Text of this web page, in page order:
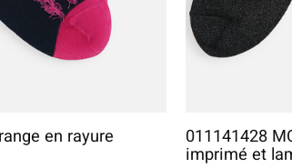
en rayure 011141428
imprimé et